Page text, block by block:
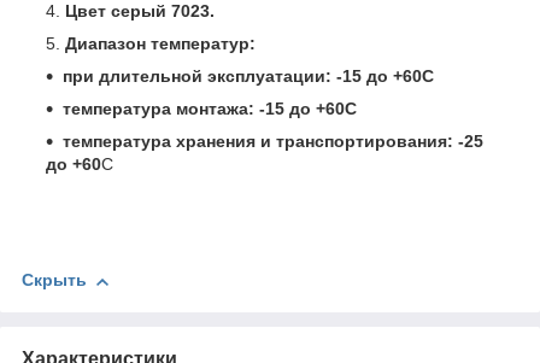
Цвет серый 7023.
Диапазон температур:
при длительной эксплуатации: -15 до +60С
температура монтажа: -15 до +60С
температура хранения и транспортирования: -25
до +60С
Скрыть
Характеристики